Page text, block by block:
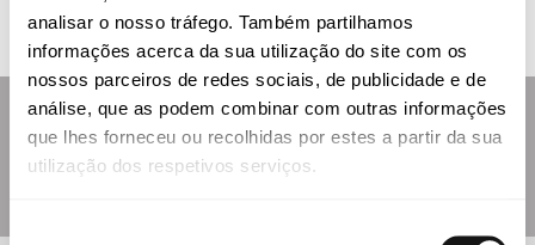
analisar o nosso tráfego. Também partilhamos
informações acerca da sua utilização do site com os
nossos parceiros de redes sociais, de publicidade e de
análise, que as podem combinar com outras informações
que lhes forneceu ou recolhidas por estes a partir da sua
utilização dos respetivos serviços.
como alterações aos regimes de apoio à economia.
Quer saber mais? Subscreva a nossa newsletter